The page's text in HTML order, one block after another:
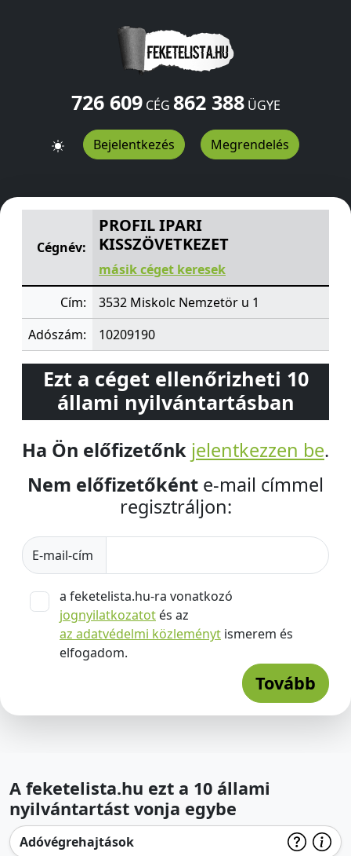
726 609CÉG 862 388ÜGYE
Bejelentkezés Megrendelés
PROFIL IPARI KISSZÖVETKEZET
Cégnév:
PROFIL IPARI
KISSZÖVETKEZET
másik céget keresek
Cím:
3532 Miskolc Nemzetör u 1
Adószám:
10209190
Ezt a céget ellenőrizheti 10
állami nyilvántartásban
Ha Ön előfizetőnk jelentkezzen be.
Nem előfizetőként e-mail címmel
regisztráljon:
E-mail-cím
a feketelista.hu-ra vonatkozó
jognyilatkozatot és az
az adatvédelmi közleményt ismerem és
elfogadom.
Tovább
A feketelista.hu ezt a 10 állami
nyilvántartást vonja egybe
Adóvégrehajtások